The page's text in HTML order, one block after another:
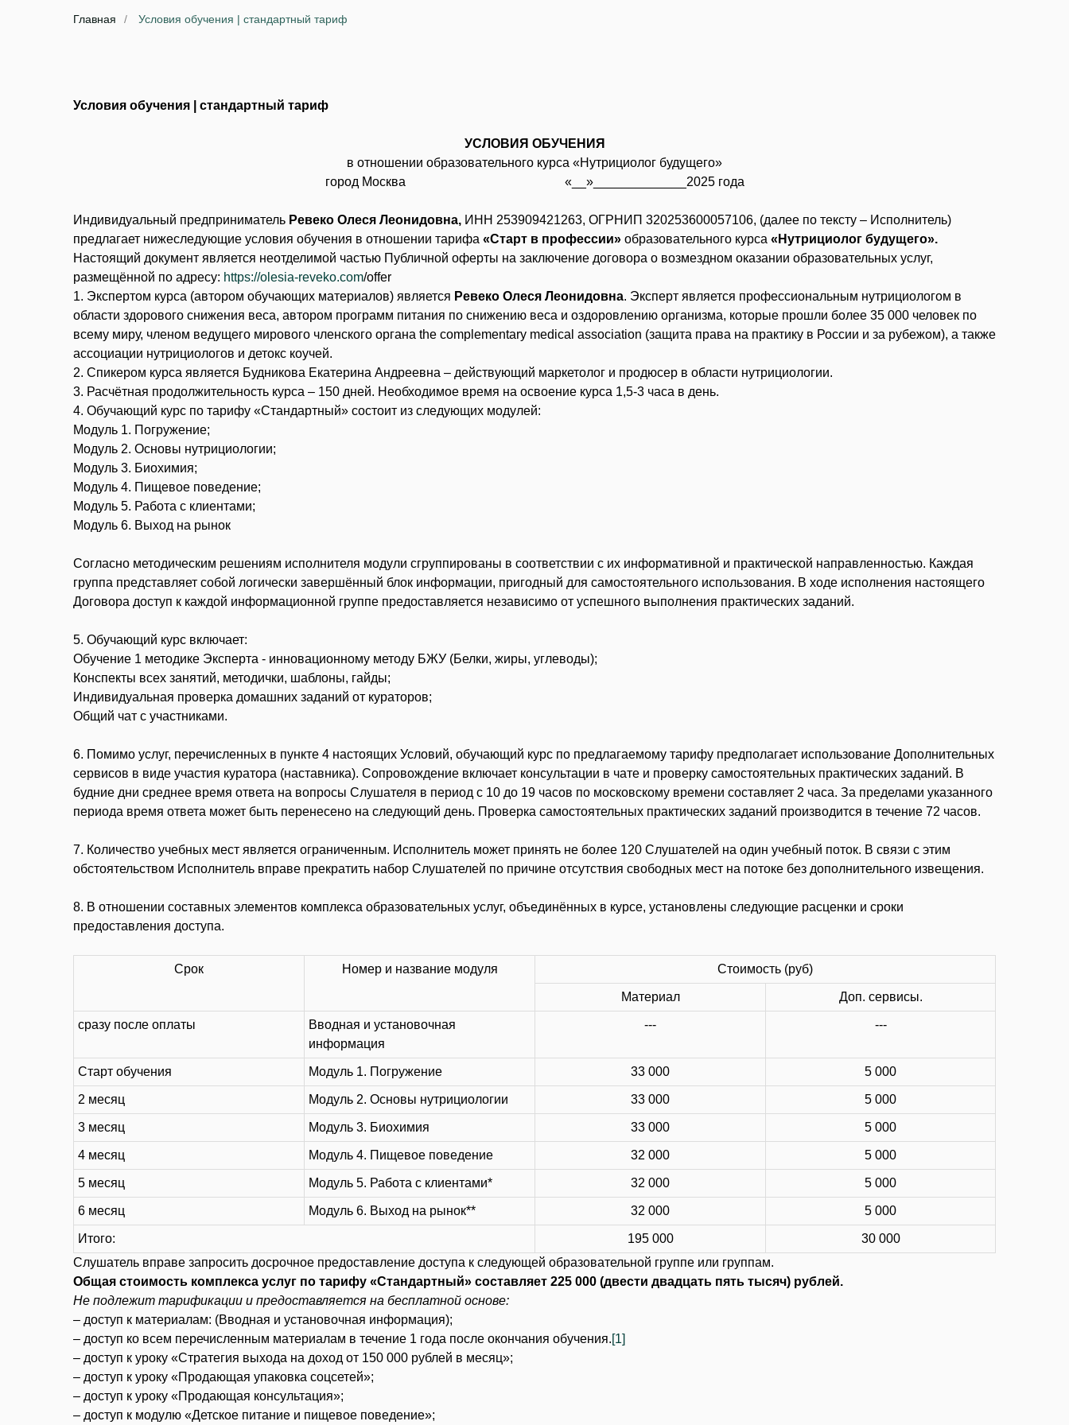
Главная / Условия обучения | стандартный тариф
Условия обучения | стандартный тариф
УСЛОВИЯ ОБУЧЕНИЯ
в отношении образовательного курса «Нутрициолог будущего»
город Москва «__»_____________2025 года
Индивидуальный предприниматель Ревеко Олеся Леонидовна, ИНН 253909421263, ОГРНИП 320253600057106, (далее по тексту – Исполнитель)
предлагает нижеследующие условия обучения в отношении тарифа «Старт в профессии» образовательного курса «Нутрициолог будущего».
Настоящий документ является неотделимой частью Публичной оферты на заключение договора о возмездном оказании образовательных услуг,
размещённой по адресу: https://olesia-reveko.com/offer
1. Экспертом курса (автором обучающих материалов) является Ревеко Олеся Леонидовна. Эксперт является профессиональным нутрициологом в
области здорового снижения веса, автором программ питания по снижению веса и оздоровлению организма, которые прошли более 35 000 человек по
всему миру, членом ведущего мирового членского органа the complementary medical association (защита права на практику в России и за рубежом), а также
ассоциации нутрициологов и детокс коучей.
2. Спикером курса является Будникова Екатерина Андреевна – действующий маркетолог и продюсер в области нутрициологии.
3. Расчётная продолжительность курса – 150 дней. Необходимое время на освоение курса 1,5-3 часа в день.
4. Обучающий курс по тарифу «Стандартный» состоит из следующих модулей:
Модуль 1. Погружение;
Модуль 2. Основы нутрициологии;
Модуль 3. Биохимия;
Модуль 4. Пищевое поведение;
Модуль 5. Работа с клиентами;
Модуль 6. Выход на рынок
Согласно методическим решениям исполнителя модули сгруппированы в соответствии с их информативной и практической направленностью. Каждая
группа представляет собой логически завершённый блок информации, пригодный для самостоятельного использования. В ходе исполнения настоящего
Договора доступ к каждой информационной группе предоставляется независимо от успешного выполнения практических заданий.
5. Обучающий курс включает:
Обучение 1 методике Эксперта - инновационному методу БЖУ (Белки, жиры, углеводы);
Конспекты всех занятий, методички, шаблоны, гайды;
Индивидуальная проверка домашних заданий от кураторов;
Общий чат с участниками.
6. Помимо услуг, перечисленных в пункте 4 настоящих Условий, обучающий курс по предлагаемому тарифу предполагает использование Дополнительных
сервисов в виде участия куратора (наставника). Сопровождение включает консультации в чате и проверку самостоятельных практических заданий. В
будние дни среднее время ответа на вопросы Слушателя в период с 10 до 19 часов по московскому времени составляет 2 часа. За пределами указанного
периода время ответа может быть перенесено на следующий день. Проверка самостоятельных практических заданий производится в течение 72 часов.
7. Количество учебных мест является ограниченным. Исполнитель может принять не более 120 Слушателей на один учебный поток. В связи с этим
обстоятельством Исполнитель вправе прекратить набор Слушателей по причине отсутствия свободных мест на потоке без дополнительного извещения.
8. В отношении составных элементов комплекса образовательных услуг, объединённых в курсе, установлены следующие расценки и сроки
предоставления доступа.
Срок Номер и название модуля Стоимость (руб)
Материал Доп. сервисы.
сразу после оплаты
Вводная и установочная
информация
--- ---
Старт обучения Модуль 1. Погружение 33 000 5 000
2 месяц Модуль 2. Основы нутрициологии 33 000 5 000
3 месяц Модуль 3. Биохимия 33 000 5 000
4 месяц Модуль 4. Пищевое поведение 32 000 5 000
5 месяц Модуль 5. Работа с клиентами* 32 000 5 000
6 месяц Модуль 6. Выход на рынок** 32 000 5 000
Итого: 195 000
30 000
Слушатель вправе запросить досрочное предоставление доступа к следующей образовательной группе или группам.
Общая стоимость комплекса услуг по тарифу «Стандартный» составляет 225 000 (двести двадцать пять тысяч) рублей.
Не подлежит тарификации и предоставляется на бесплатной основе:
– доступ к материалам: (Вводная и установочная информация);
– доступ ко всем перечисленным материалам в течение 1 года после окончания обучения.[1]
– доступ к уроку «Стратегия выхода на доход от 150 000 рублей в месяц»;
– доступ к уроку «Продающая упаковка соцсетей»;
– доступ к уроку «Продающая консультация»;
– доступ к модулю «Детское питание и пищевое поведение»;